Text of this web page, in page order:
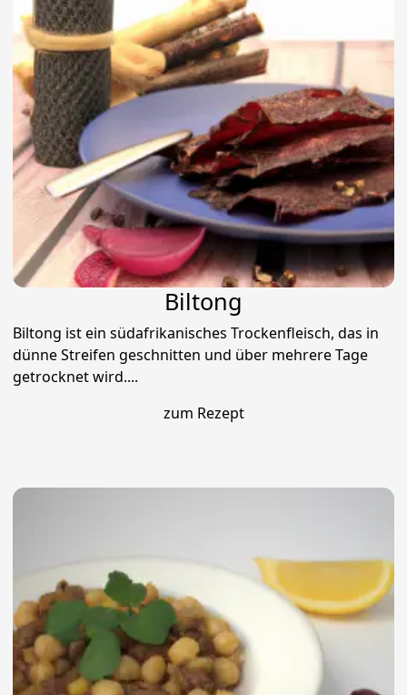
Biltong
Biltong ist ein südafrikanisches Trockenfleisch, das in
dünne Streifen geschnitten und über mehrere Tage
getrocknet wird....
zum Rezept